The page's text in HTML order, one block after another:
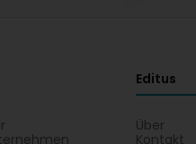
Editus
Über
Kontakt